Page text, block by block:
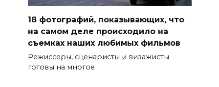
18 фотографий, показывающих, что
на самом деле происходило на
съемках наших любимых фильмов
Режиссеры, сценаристы и визажисты
готовы на многое